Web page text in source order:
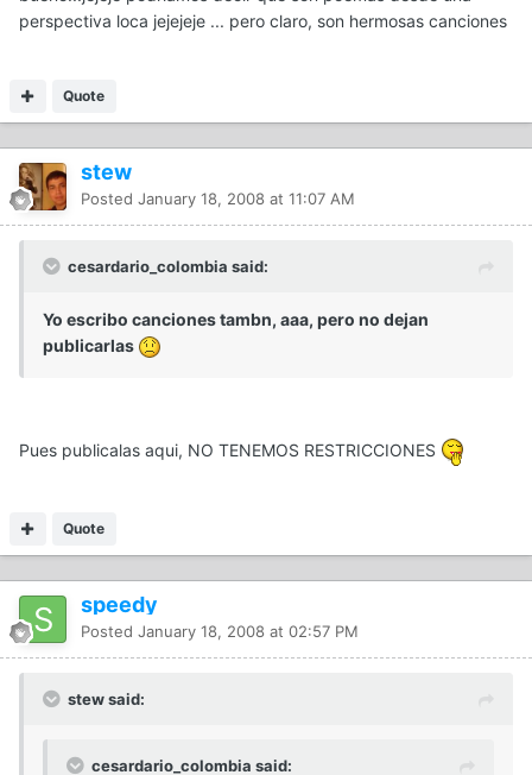
perspectiva loca jejejeje ... pero claro, son hermosas canciones
Quote
stew
Posted January 18, 2008 at 11:07 AM
cesardario_colombia said:
Yo escribo canciones tambn, aaa, pero no dejan
publicarlas
Pues publicalas aqui, NO TENEMOS RESTRICCIONES
Quote
speedy
Posted January 18, 2008 at 02:57 PM
stew said:
cesardario_colombia said: